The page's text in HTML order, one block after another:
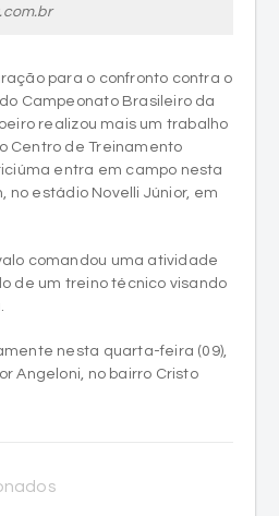
para o confronto contra o
Centro de Treinamento
entra em campo nesta
no estádio Novelli Júnior, em
comandou uma atividade
de um treino técnico visando
nesta quarta-feira (09),
Angeloni, no bairro Cristo